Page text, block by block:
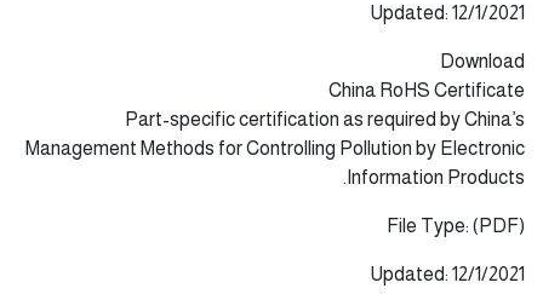
Updated: 12/1/2021
Download
China RoHS Certificate
Part-specific certification as required by China’s
Management Methods for Controlling Pollution by Electronic
Information Products.
File Type: (PDF)
Updated: 12/1/2021